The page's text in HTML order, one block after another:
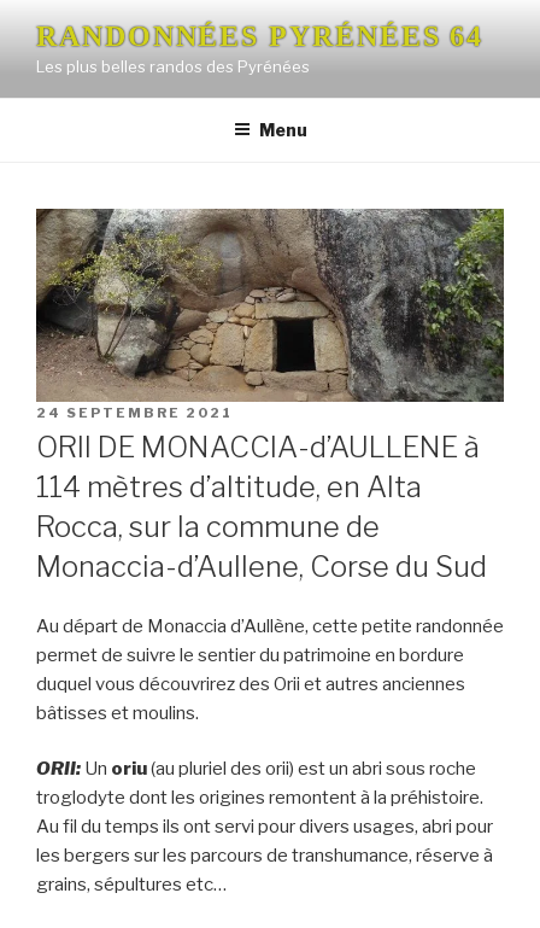
contenu
principal
RANDONNÉES PYRÉNÉES 64
Les plus belles randos des Pyrénées
Menu
PUBLIÉ
LE
24 SEPTEMBRE 2021
ORII DE MONACCIA-d’AULLENE à
114 mètres d’altitude, en Alta
Rocca, sur la commune de
Monaccia-d’Aullene, Corse du Sud
Au départ de Monaccia d’Aullène, cette petite randonnée
permet de suivre le sentier du patrimoine en bordure
duquel vous découvrirez des Orii et autres anciennes
bâtisses et moulins.
ORII: Un oriu(au pluriel des orii) est un abri sous roche
troglodyte dont les origines remontent à la préhistoire.
Au fil du temps ils ont servi pour divers usages, abri pour
les bergers sur les parcours de transhumance, réserve à
grains, sépultures etc…